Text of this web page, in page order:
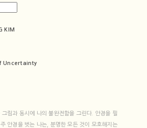
KIM
Uncertainty
그림과 동시에 나의 불완전함을 그린다. 안경을 필
안경을 벗는 나는, 분명한 모든 것이 모호해지는